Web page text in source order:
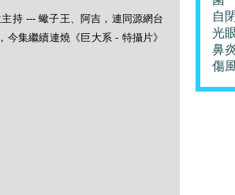
持 --- 蠍子王、阿吉，連同源網台
集繼續連燒《巨大系 - 特攝片》
自
光
鼻
傷